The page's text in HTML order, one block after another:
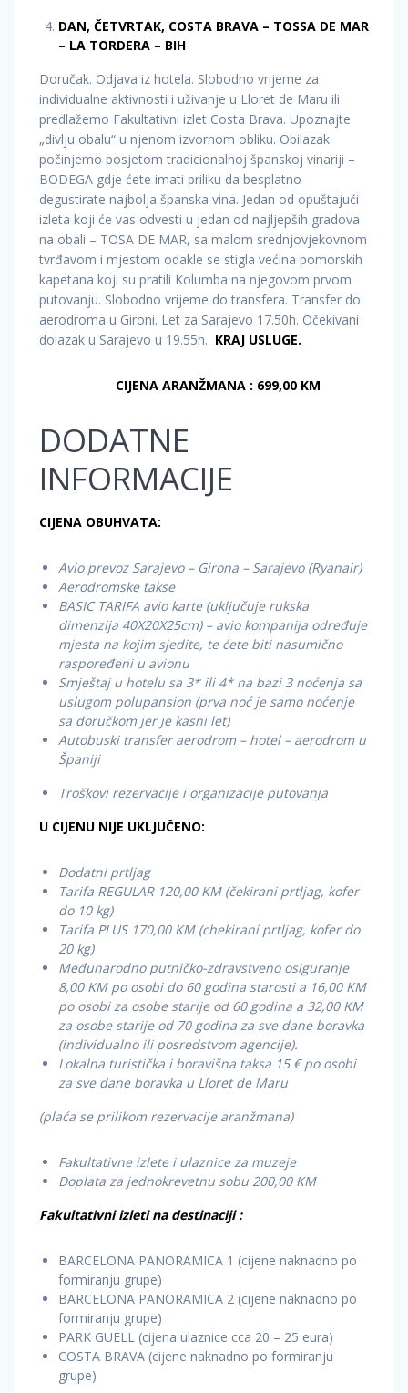
DAN, ČETVRTAK, COSTA BRAVA – TOSSA DE MAR
– LA TORDERA – BIH
Doručak. Odjava iz hotela. Slobodno vrijeme za
individualne aktivnosti i uživanje u Lloret de Maru ili
predlažemo Fakultativni izlet Costa Brava. Upoznajte
„divlju obalu“ u njenom izvornom obliku. Obilazak
počinjemo posjetom tradicionalnoj španskoj vinariji –
BODEGA gdje ćete imati priliku da besplatno
degustirate najbolja španska vina. Jedan od opuštajući
izleta koji će vas odvesti u jedan od najljepših gradova
na obali – TOSA DE MAR, sa malom srednjovjekovnom
tvrđavom i mjestom odakle se stigla većina pomorskih
kapetana koji su pratili Kolumba na njegovom prvom
putovanju. Slobodno vrijeme do transfera. Transfer do
aerodroma u Gironi. Let za Sarajevo 17.50h. Očekivani
dolazak u Sarajevo u 19.55h. KRAJ USLUGE.
CIJENA ARANŽMANA : 699,00 KM
DODATNE
INFORMACIJE
CIJENA OBUHVATA:
Avio prevoz Sarajevo – Girona – Sarajevo (Ryanair)
Aerodromske takse
BASIC TARIFA avio karte (uključuje rukska
dimenzija 40X20X25cm) – avio kompanija određuje
mjesta na kojim sjedite, te ćete biti nasumično
raspoređeni u avionu
Smještaj u hotelu sa 3* ili 4* na bazi 3 noćenja sa
uslugom polupansion (prva noć je samo noćenje
sa doručkom jer je kasni let)
Autobuski transfer aerodrom – hotel – aerodrom u
Španiji
Troškovi rezervacije i organizacije putovanja
U CIJENU NIJE UKLJUČENO:
Dodatni prtljag
Tarifa REGULAR 120,00 KM (čekirani prtljag, kofer
do 10 kg)
Tarifa PLUS 170,00 KM (chekirani prtljag, kofer do
20 kg)
Međunarodno putničko-zdravstveno osiguranje
8,00 KM po osobi do 60 godina starosti a 16,00 KM
po osobi za osobe starije od 60 godina a 32,00 KM
za osobe starije od 70 godina za sve dane boravka
(individualno ili posredstvom agencije).
Lokalna turistička i boravišna taksa 15 € po osobi
za sve dane boravka u Lloret de Maru
(plaća se prilikom rezervacije aranžmana)
Fakultativne izlete i ulaznice za muzeje
Doplata za jednokrevetnu sobu 200,00 KM
Fakultativni izleti na destinaciji :
BARCELONA PANORAMICA 1 (cijene naknadno po
formiranju grupe)
BARCELONA PANORAMICA 2 (cijene naknadno po
formiranju grupe)
PARK GUELL (cijena ulaznice cca 20 – 25 eura)
COSTA BRAVA (cijene naknadno po formiranju
grupe)